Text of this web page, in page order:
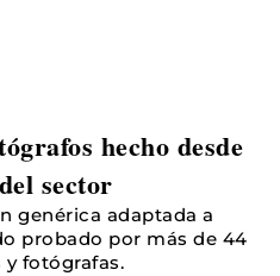
hecho desde
sector
genérica adaptada a
probado por más de 44
fotógrafas.